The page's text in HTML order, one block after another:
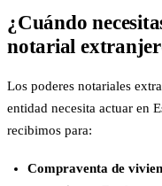
¿Cuándo
notarial
Los poderes notariales
entidad necesita actuar en
recibimos para:
Compraventa de